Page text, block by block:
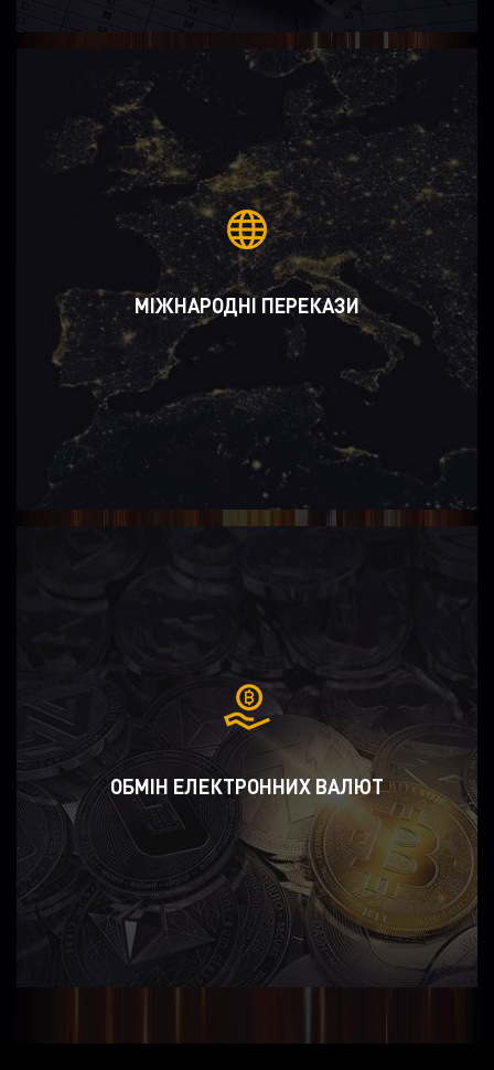
МІЖНАРОДНІ ПЕРЕКАЗИ
ОБМІН ЕЛЕКТРОННИХ ВАЛЮТ